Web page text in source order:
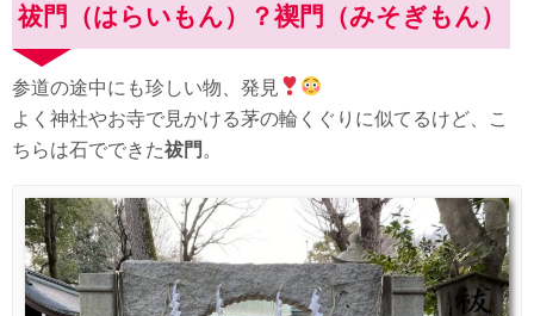
祓門（はらいもん）？禊門（みそぎもん）
参道の途中にも珍しい物、発見
よく神社やお寺で見かける茅の輪くぐりに似てるけど、こ
ちらは石でできた祓門 。